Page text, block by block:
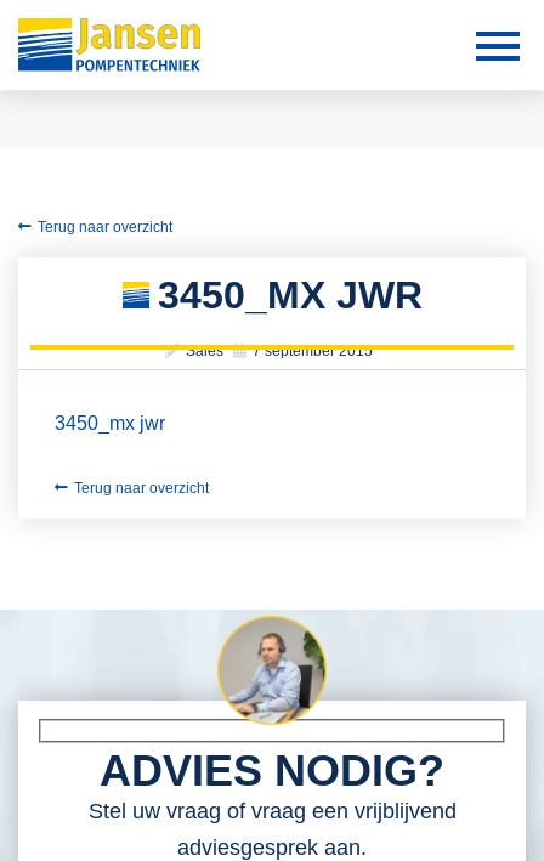
Terug naar overzicht
3450_MX JWR
Sales 7 september 2015
3450_mx jwr
Terug naar overzicht
ADVIES NODIG?
Stel uw vraag of vraag een vrijblijvend
adviesgesprek aan.